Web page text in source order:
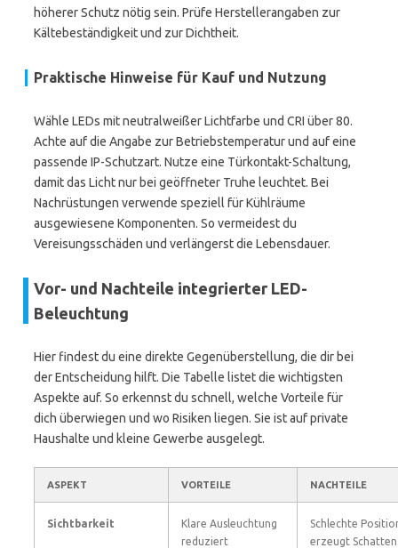
höherer Schutz nötig sein. Prüfe Herstellerangaben zur
Kältebeständigkeit und zur Dichtheit.
Praktische Hinweise für Kauf und Nutzung
Wähle LEDs mit neutralweißer Lichtfarbe und CRI über 80.
Achte auf die Angabe zur Betriebstemperatur und auf eine
passende IP-Schutzart. Nutze eine Türkontakt-Schaltung,
damit das Licht nur bei geöffneter Truhe leuchtet. Bei
Nachrüstungen verwende speziell für Kühlräume
ausgewiesene Komponenten. So vermeidest du
Vereisungsschäden und verlängerst die Lebensdauer.
Vor- und Nachteile integrierter LED-
Beleuchtung
Hier findest du eine direkte Gegenüberstellung, die dir bei
der Entscheidung hilft. Die Tabelle listet die wichtigsten
Aspekte auf. So erkennst du schnell, welche Vorteile für
dich überwiegen und wo Risiken liegen. Sie ist auf private
Haushalte und kleine Gewerbe ausgelegt.
ASPEKT VORTEILE NACHTEILE
Sichtbarkeit
Klare Ausleuchtung
reduziert
Schlechte
erzeugt